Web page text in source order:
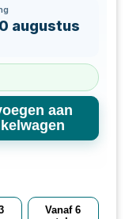
augustus
aan
Vanaf6